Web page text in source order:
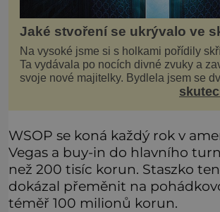
Jaké stvoření se ukrývalo ve
Na vysoké jsme si s holkami pořídily
Ta vydávala po nocích divné zvuky a
svoje nové majitelky. Bydlela jsem se
kamarádkami a bavilo nás zvelebovat
WSOP se koná každý rok v
Vegas a buy-in do hlavního
než 200 tisíc korun. Staszko
dokázal přeměnit na
téměř 100 milionů korun.